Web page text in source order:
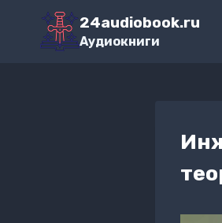
Перейти
содержимому
24audiobook.ru
Аудиокниги